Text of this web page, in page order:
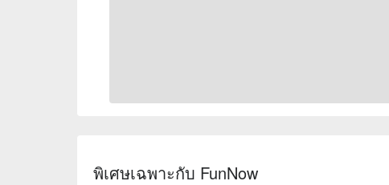
พิเศษเฉพาะกับ FunNow